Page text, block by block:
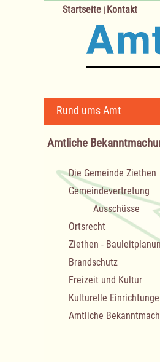
Navigation
überspringen
Rund ums Amt
Startseite | Kontakt
Amtliche
Navigation
überspringen
Die Gemeinde Ziethen
Gemeindevertretung
Ausschüsse
Ortsrecht
Ziethen -
Brandschutz
Freizeit und Kultur
Kulturelle
Amtliche